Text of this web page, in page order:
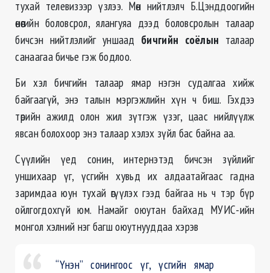
тухай телевизээр үзлээ. Мөн нийтлэлч Б.Цэнддоогийн
өнөөгийн боловсрол, ялангуяа дээд боловсролын талаар
бичсэн нийтлэлийг уншаад бичгийн соёлын талаар
санаагаа бичье гэж бодлоо.
Би хэл бичгийн талаар ямар нэгэн судалгаа хийж
байгаагүй, энэ талын мэргэжлийн хүн ч биш. Гэхдээ
төрийн ажилд олон жил зүтгэж үзэг, цаас нийлүүлж
явсан болохоор энэ талаар хэлэх зүйл бас байна аа.
Сүүлийн үед сонин, интернэтэд бичсэн зүйлийг
уншихаар үг, үсгийн хувьд их алдаатайгаас гадна
заримдаа юун тухай өгүүлэх гээд байгаа нь ч тэр бүр
ойлгогдохгүй юм. Намайг оюутан байхад МУИС-ийн
монгол хэлний нэг багш оюутнууддаа хэрэв
“Үнэн” сонингоос үг, үсгийн ямар